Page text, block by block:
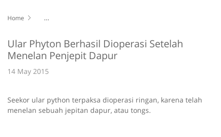
Home
Ular Phyton Berhasil Dioperasi Setelah
Menelan Penjepit Dapur
14 May 2015
Seekor ular python terpaksa dioperasi ringan, karena telah
menelan sebuah jepitan dapur, atau tongs.